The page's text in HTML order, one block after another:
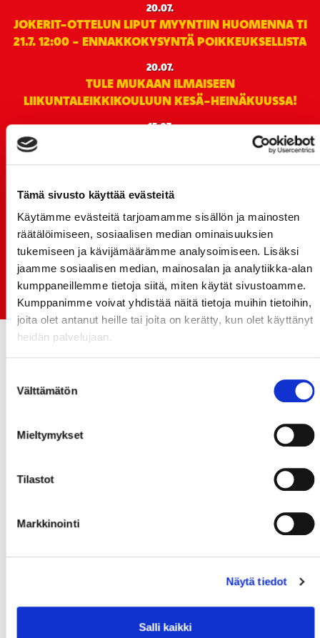
Tämä sivusto käyttää evästeitä
Käytämme evästeitä tarjoamamme sisällön ja mainosten
räätälöimiseen, sosiaalisen median ominaisuuksien
tukemiseen ja kävijämäärämme analysoimiseen. Lisäksi
jaamme sosiaalisen median, mainosalan ja analytiikka-alan
kumppaneillemme tietoja siitä, miten käytät sivustoamme.
Kumppanimme voivat yhdistää näitä tietoja muihin tietoihin,
joita olet antanut heille tai joita on kerätty, kun olet käyttänyt
heidän palvelujaan.
valinta
Välttämätön
Mieltymykset
Tilastot
Markkinointi
Näytä tiedot
Salli kaikki
20.07.
JOKERIT-OTTELUN LIPUT MYYNTIIN HUOMENNA TI
21.7. 12:00 - ENNAKKOKYSYNTÄ POIKKEUKSELLISTA
20.07.
TULE MUKAAN ILMAISEEN
LIIKUNTALEIKKIKOULUUN KESÄ-HEINÄKUUSSA!
15.07.
SPORT-ÄSSÄT JA KOKO JOUKKUEEN MEET&GREET
Rinta-Joupin Autoliike jatkaa Sportin
pääyhteistyökumppanina Superkaudella – jatkoa
monikymmenvuotiselle yhteistyölle
Early Bird-lippupaketit nyt myynnissä! - näe
Jokerit-matsi ja useat muut